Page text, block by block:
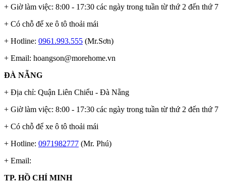
+ Giờ làm việc: 8:00 - 17:30 các ngày trong tuần từ thứ 2 đến thứ 7
+ Có chỗ để xe ô tô thoải mái
+ Hotline: 0961.993.555 (Mr.Sơn)
+ Email: hoangson@morehome.vn
ĐÀ NẴNG
+ Địa chỉ: Quận Liên Chiểu - Đà Nẵng
+ Giờ làm việc: 8:00 - 17:30 các ngày trong tuần từ thứ 2 đến thứ 7
+ Có chỗ để xe ô tô thoải mái
+ Hotline: 0971982777 (Mr. Phú)
+ Email:
TP. HỒ CHÍ MINH